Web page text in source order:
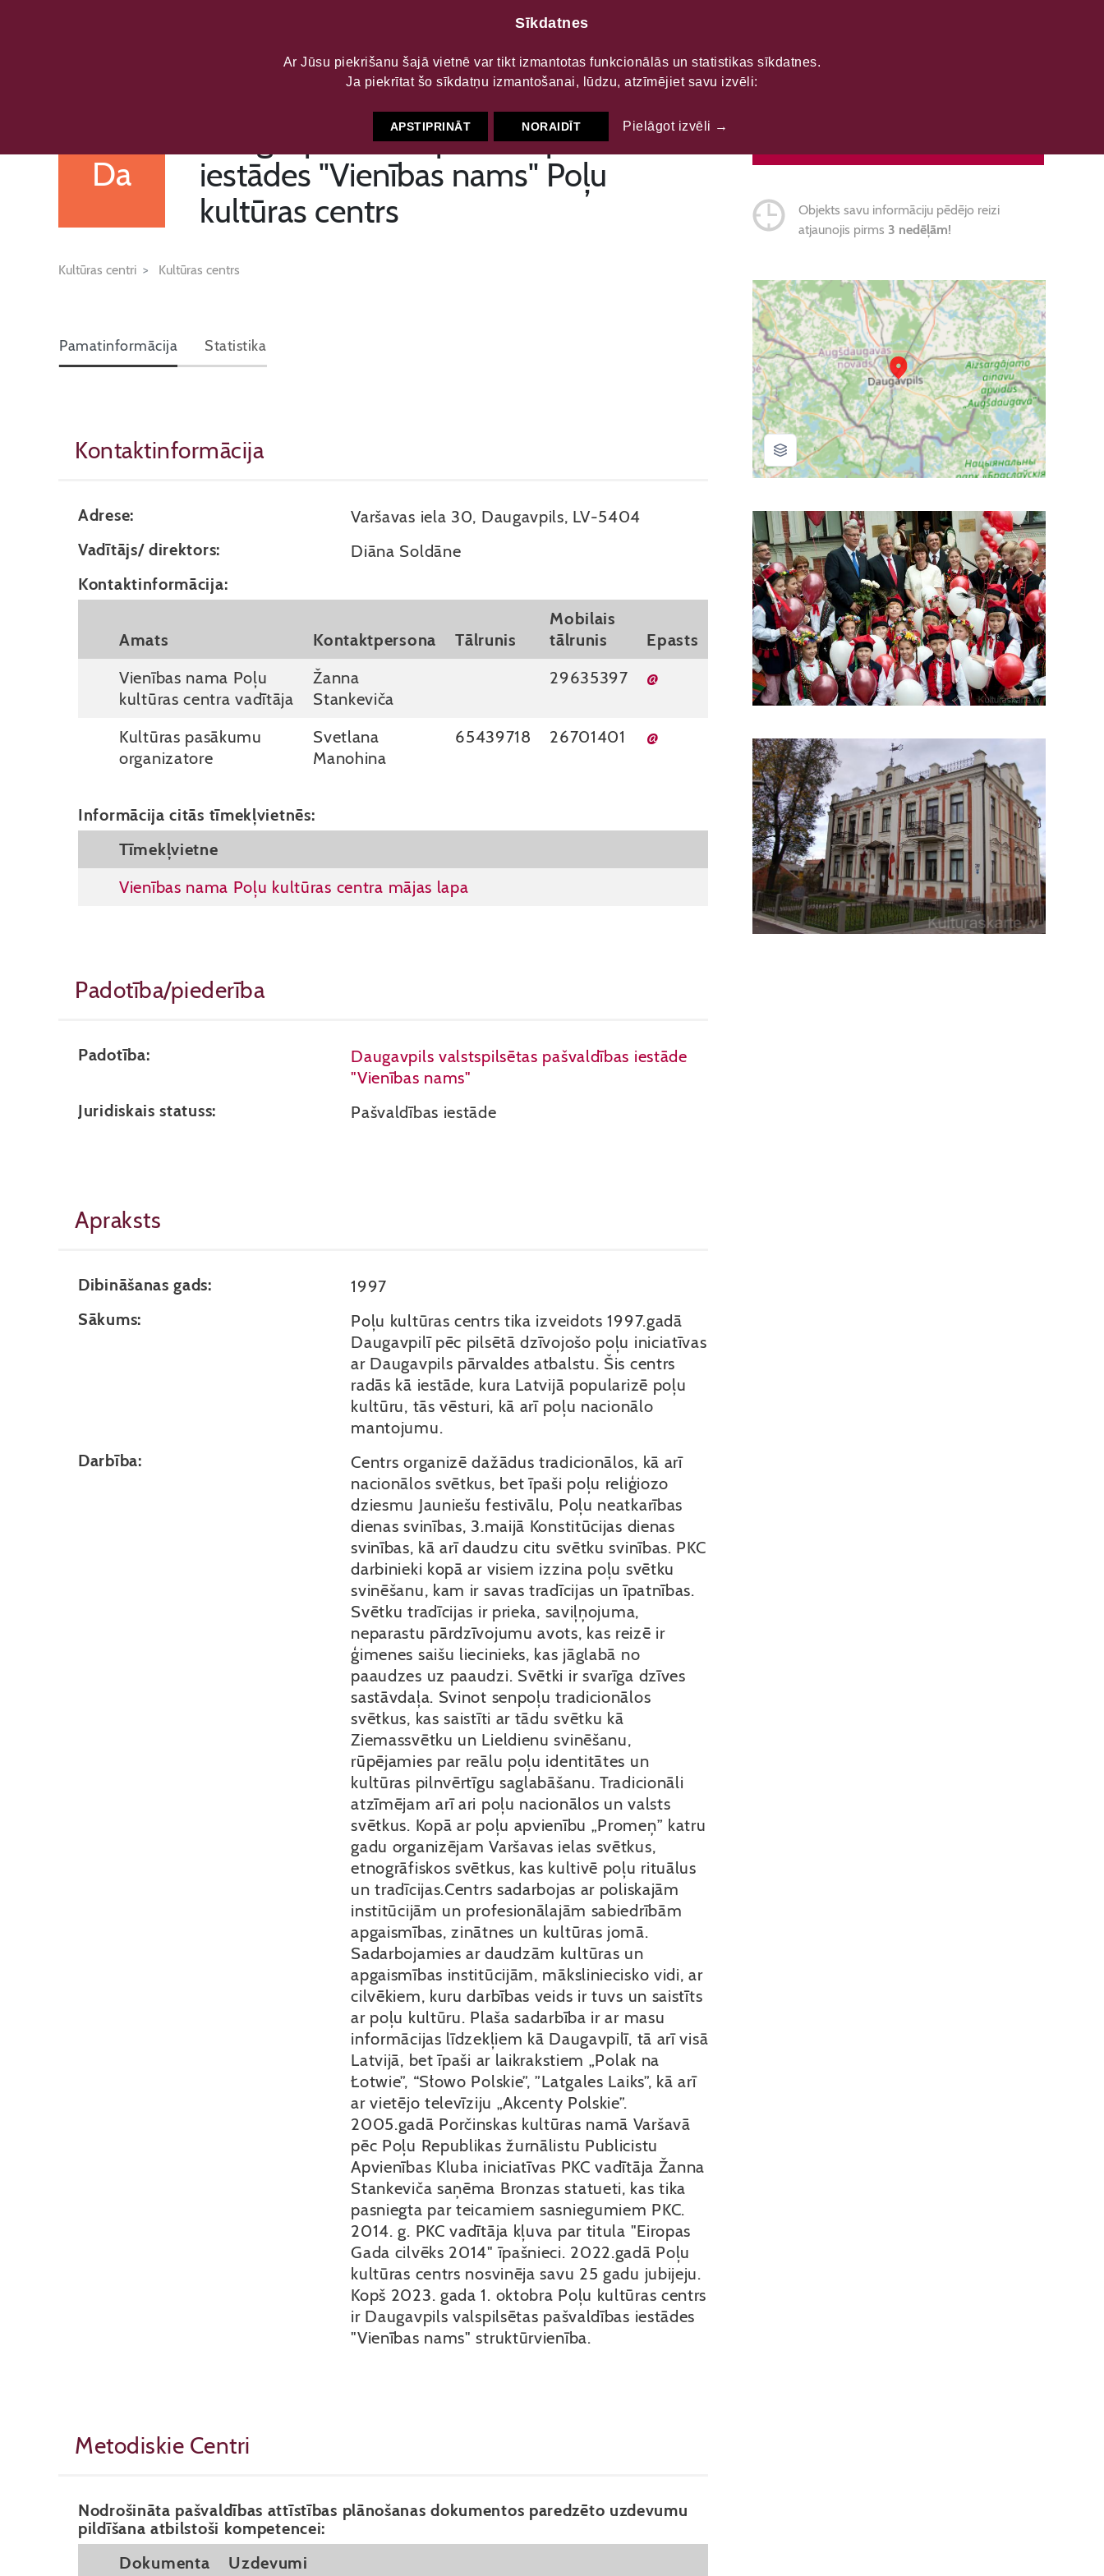
DATU PORTĀLS
Da
Daugavpils valstspilsētas pašvaldības
iestādes "Vienības nams" Poļu
kultūras centrs
Kultūras centri Kultūras centrs
Pamatinformācija Statistika
Kontaktinformācija
Adrese: Varšavas iela 30, Daugavpils, LV-5404
Vadītājs/ direktors: Diāna Soldāne
Kontaktinformācija:
Amats Kontaktpersona Tālrunis
Mobilais
tālrunis
Epasts
Vienības nama Poļu
kultūras centra vadītāja
Žanna
Stankeviča
29635397 @
Kultūras pasākumu
organizatore
Svetlana
Manohina
65439718 26701401 @
Informācija citās tīmekļvietnēs:
Tīmekļvietne
Vienības nama Poļu kultūras centra mājas lapa
Padotība/piederība
Padotība:
Daugavpils valstspilsētas pašvaldības iestāde
"Vienības nams"
Juridiskais statuss: Pašvaldības iestāde
Apraksts
Dibināšanas gads: 1997
Sākums:
Poļu kultūras centrs tika izveidots 1997.gadā
Daugavpilī pēc pilsētā dzīvojošo poļu iniciatīvas
ar Daugavpils pārvaldes atbalstu. Šis centrs
radās kā iestāde, kura Latvijā popularizē poļu
kultūru, tās vēsturi, kā arī poļu nacionālo
mantojumu.
Darbība:
Centrs organizē dažādus tradicionālos, kā arī
nacionālos svētkus, bet īpaši poļu reliģiozo
dziesmu Jauniešu festivālu, Poļu neatkarības
dienas svinības, 3.maijā Konstitūcijas dienas
svinības, kā arī daudzu citu svētku svinības. PKC
darbinieki kopā ar visiem izzina poļu svētku
svinēšanu, kam ir savas tradīcijas un īpatnības.
Svētku tradīcijas ir prieka, saviļņojuma,
neparastu pārdzīvojumu avots, kas reizē ir
ģimenes saišu liecinieks, kas jāglabā no
paaudzes uz paaudzi. Svētki ir svarīga dzīves
sastāvdaļa. Svinot senpoļu tradicionālos
svētkus, kas saistīti ar tādu svētku kā
Ziemassvētku un Lieldienu svinēšanu,
rūpējamies par reālu poļu identitātes un
kultūras pilnvērtīgu saglabāšanu. Tradicionāli
atzīmējam arī ari poļu nacionālos un valsts
svētkus. Kopā ar poļu apvienību „Promeņ” katru
gadu organizējam Varšavas ielas svētkus,
etnogrāfiskos svētkus, kas kultivē poļu rituālus
un tradīcijas.Centrs sadarbojas ar poliskajām
institūcijām un profesionālajām sabiedrībām
apgaismības, zinātnes un kultūras jomā.
Sadarbojamies ar daudzām kultūras un
apgaismības institūcijām, māksliniecisko vidi, ar
cilvēkiem, kuru darbības veids ir tuvs un saistīts
ar poļu kultūru. Plaša sadarbība ir ar masu
informācijas līdzekļiem kā Daugavpilī, tā arī visā
Latvijā, bet īpaši ar laikrakstiem „Polak na
Łotwie”, “Słowo Polskie”, ”Latgales Laiks”, kā arī
ar vietējo televīziju „Akcenty Polskie”.
2005.gadā Porčinskas kultūras namā Varšavā
pēc Poļu Republikas žurnālistu Publicistu
Apvienības Kluba iniciatīvas PKC vadītāja Žanna
Stankeviča saņēma Bronzas statueti, kas tika
pasniegta par teicamiem sasniegumiem PKC.
2014. g. PKC vadītāja kļuva par titula "Eiropas
Gada cilvēks 2014" īpašnieci. 2022.gadā Poļu
kultūras centrs nosvinēja savu 25 gadu jubijeju.
Kopš 2023. gada 1. oktobra Poļu kultūras centrs
ir Daugavpils valspilsētas pašvaldības iestādes
"Vienības nams" struktūrvienība.
Metodiskie Centri
Nodrošināta pašvaldības attīstības plānošanas dokumentos paredzēto uzdevumu
pildīšana atbilstoši kompetencei:
Dokumenta
Uzdevumi
Objekts savu informāciju pēdējo reizi
atjaunojis pirms 3 nedēļām!
Sīkdatnes
Ar Jūsu piekrišanu šajā vietnē var tikt izmantotas funkcionālās un statistikas sīkdatnes.
Ja piekrītat šo sīkdatņu izmantošanai, lūdzu, atzīmējiet savu izvēli:
APSTIPRINĀT NORAIDĪT Pielāgot izvēli →